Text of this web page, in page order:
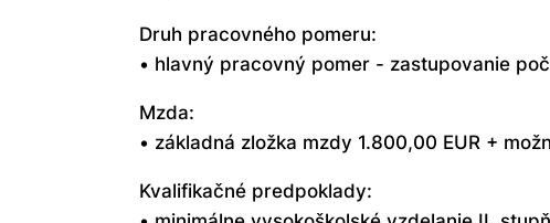
Druh pracovného pomeru:
• hlavný pracovný pomer - zastupovanie
Mzda:
• základná zložka mzdy 1.800,00 EUR +
Kvalifikačné predpoklady: